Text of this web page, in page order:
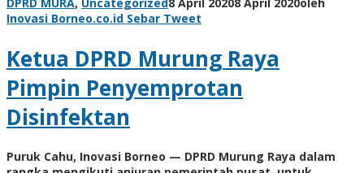
Inovasi Borneo.co.id Sebar Tweet
Ketua DPRD Murung Raya
Pimpin Penyemprotan
Disinfektan
Puruk Cahu, Inovasi Borneo — DPRD Murung Raya dalam